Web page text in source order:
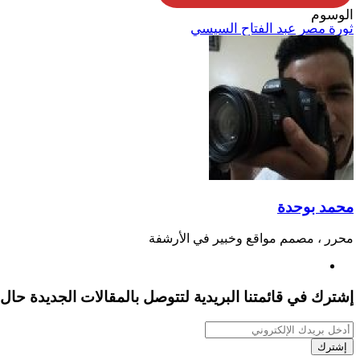
الوسوم
ثورة مصر عبد الفتاح السيسي
محمد بوحدة
محرر ، مصمم مواقع وخبير في الأرشفة
إشترك في قائمتنا البريدية لتتوصل بالمقالات الجديدة
أدخل
بريدك